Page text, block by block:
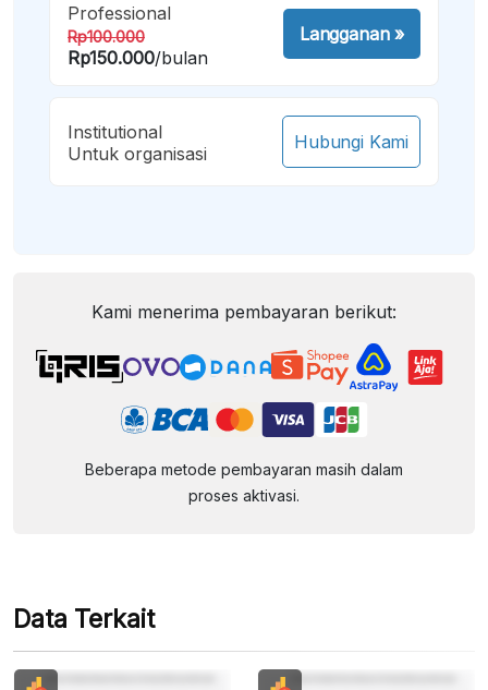
Professional
Rp100.000
Rp150.000/bulan
Langganan»
Institutional
Untuk organisasi
Hubungi Kami
Kami menerima pembayaran berikut:
Beberapa metode pembayaran masih dalam
proses aktivasi.
Data Terkait